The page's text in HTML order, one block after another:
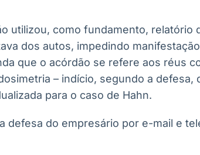
utilizou, como fundamento, relatório
dos autos, impedindo
que o acórdão se refere aos réus
– indício, segundo a defesa,
para o caso de Hahn.
defesa do empresário por e-mail e